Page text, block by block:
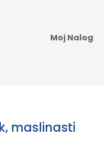
Moj Nalog
maslinasti